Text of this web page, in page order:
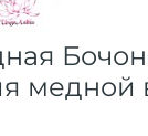
медной